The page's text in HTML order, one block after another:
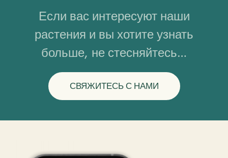
Если вас интересуют наши
растения и вы хотите узнать
больше, не стесняйтесь…
СВЯЖИТЕСЬ С НАМИ